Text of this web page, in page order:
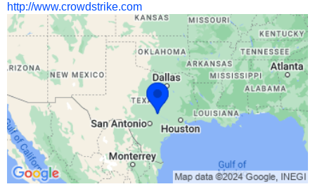
http://www.crowdstrike.com